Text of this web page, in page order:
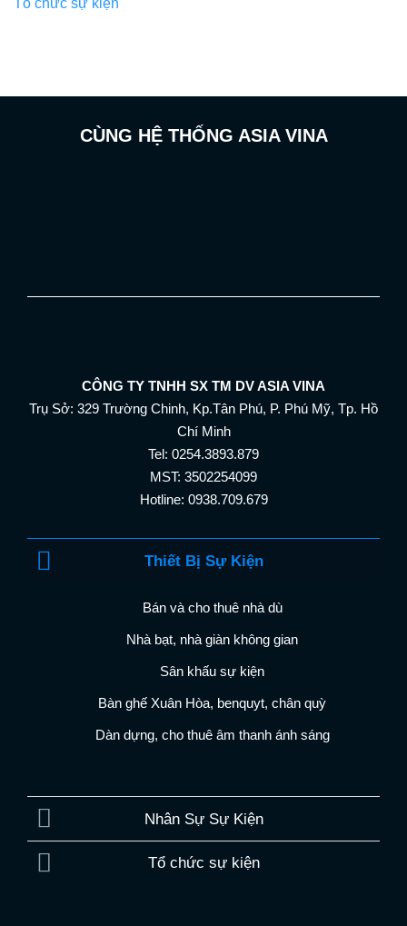
Tổ chức sự kiện
CÙNG HỆ THỐNG ASIA VINA
CÔNG TY TNHH SX TM DV ASIA VINA
Trụ Sở: 329 Trường Chinh, Kp.Tân Phú, P. Phú Mỹ, Tp. Hồ
Chí Minh
Tel: 0254.3893.879
MST: 3502254099
Hotline: 0938.709.679
Thiết Bị Sự Kiện
Bán và cho thuê nhà dù
Nhà bạt, nhà giàn không gian
Sân khấu sự kiện
Bàn ghế Xuân Hòa, benquyt, chân quỳ
Dàn dựng, cho thuê âm thanh ánh sáng
Nhân Sự Sự Kiện
Tổ chức sự kiện